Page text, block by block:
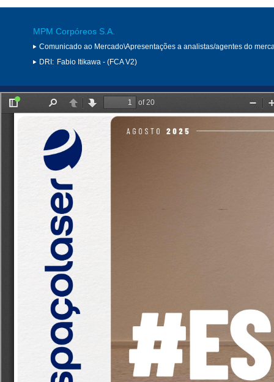
MPM Corpóreos S.A.
Comunicado ao Mercado\Apresentações a analistas/agentes do
DRI: Fabio Itikawa - (FCA V2)